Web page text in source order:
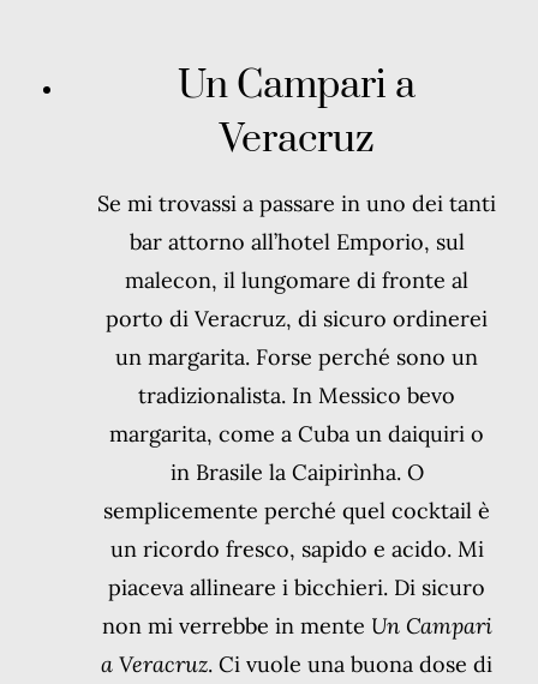
Un Campari a
Veracruz
Se mi trovassi a passare in uno dei tanti
bar attorno all’hotel Emporio, sul
malecon, il lungomare di fronte al
porto di Veracruz, di sicuro ordinerei
un margarita. Forse perché sono un
tradizionalista. In Messico bevo
margarita, come a Cuba un daiquiri o
in Brasile la Caipirìnha. O
semplicemente perché quel cocktail è
un ricordo fresco, sapido e acido. Mi
piaceva allineare i bicchieri. Di sicuro
non mi verrebbe in mente Un Campari
a Veracruz. Ci vuole una buona dose di